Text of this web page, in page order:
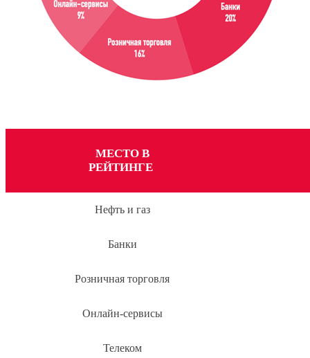
МЕСТО В
РЕЙТИНГЕ
Нефть и газ
Банки
Розничная торговля
Онлайн-сервисы
Телеком